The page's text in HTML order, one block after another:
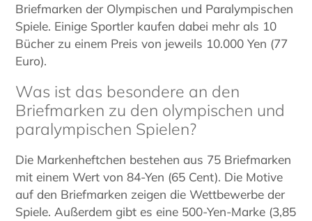
Briefmarken der Olympischen und Paralympischen
Spiele. Einige Sportler kaufen dabei mehr als 10
Bücher zu einem Preis von jeweils 10.000 Yen (77
Euro).
Was ist das besondere an den
Briefmarken zu den olympischen und
paralympischen Spielen?
Die Markenheftchen bestehen aus 75 Briefmarken
mit einem Wert von 84-Yen (65 Cent). Die Motive
auf den Briefmarken zeigen die Wettbewerbe der
Spiele. Außerdem gibt es eine 500-Yen-Marke (3,85